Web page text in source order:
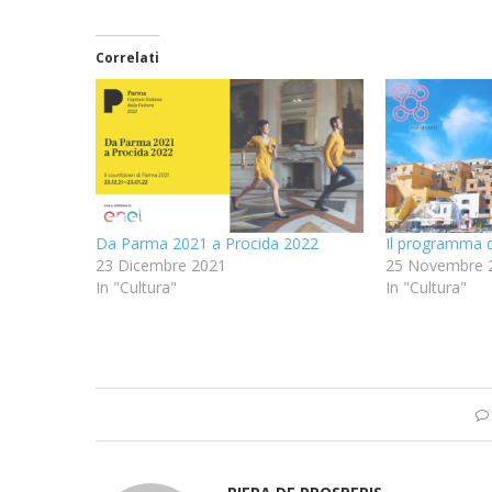
Correlati
Da Parma 2021 a Procida 2022
23 Dicembre 2021
In "Cultura"
Il programma
25 Novembre
In "Cultura"